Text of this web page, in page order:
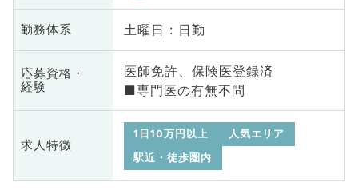
勤務体系 土曜日 : 日勤
応募資格・
経験
医師免許、保険医登録済
■専門医の有無不問
求人特徴
1日10万円以上
人気エリア
駅近・徒歩圏内